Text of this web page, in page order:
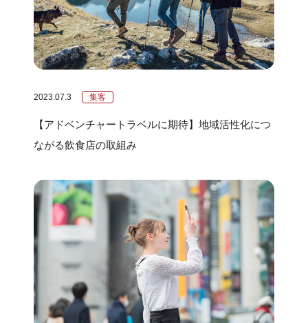
2023.07.3 集客
【アドベンチャートラベルに期待】地域活性化につ
ながる飲食店の取組み